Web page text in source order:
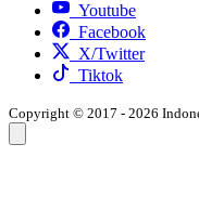
Youtube
Facebook
X/Twitter
Tiktok
Copyright © 2017 - 2026